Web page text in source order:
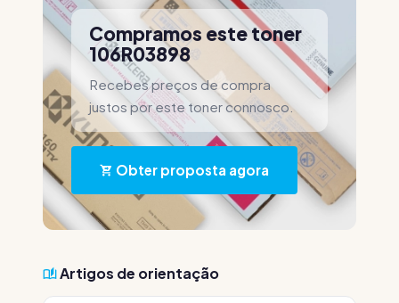
Compramos este toner
106R03898
Recebes preços de compra
justos por este toner connosco.
Obter proposta agora
Artigos de orientação